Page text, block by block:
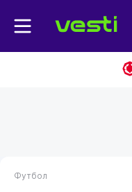
Футбол